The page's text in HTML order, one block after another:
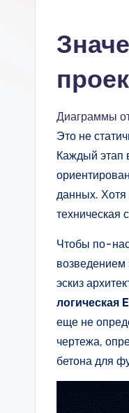
A
w
&
Диаграммы
Это не
Каждый этап
данных. Хотя
техническая
Чтобы по-
возведением
эскиз
логическая
еще не
чертежа,
бетона для